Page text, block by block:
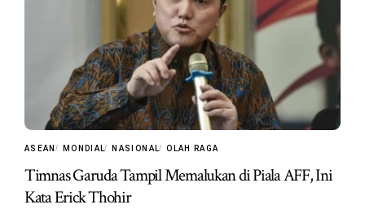
ASEAN MONDIAL NASIONAL OLAH RAGA
Timnas Garuda Tampil Memalukan di Piala AFF, Ini
Kata Erick Thohir